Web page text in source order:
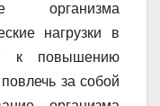
организма
нагрузки в
к повышению
за собой